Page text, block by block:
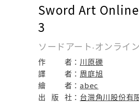
Sword Art
3
ソードアート‧オンライ
作 者： 川原礫
譯
者： 周庭旭
繪
者：abec
出
版 社： 台灣角川股份有